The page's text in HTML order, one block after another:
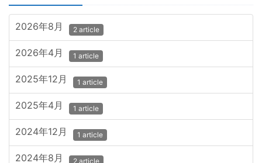
2026年8月 2 article
2026年4月 1 article
2025年12月 1 article
2025年4月 1 article
2024年12月 1 article
2024年8月 2 article